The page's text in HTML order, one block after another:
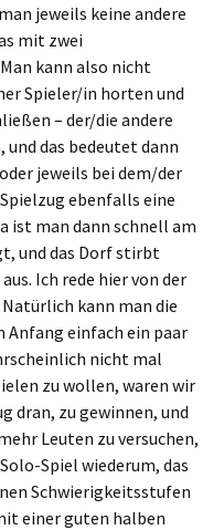
jeweils keine andere
mit zwei
kann also nicht
Spieler/in horten und
– der/die andere
und das bedeutet dann
jeweils bei dem/der
ebenfalls eine
ist man dann schnell am
und das Dorf stirbt
Ich rede hier von der
kann man die
Anfang einfach ein paar
nicht mal
zu wollen, waren wir
dran, zu gewinnen, und
Leuten zu versuchen,
Spiel wiederum, das
Schwierigkeitsstufen
einer guten halben